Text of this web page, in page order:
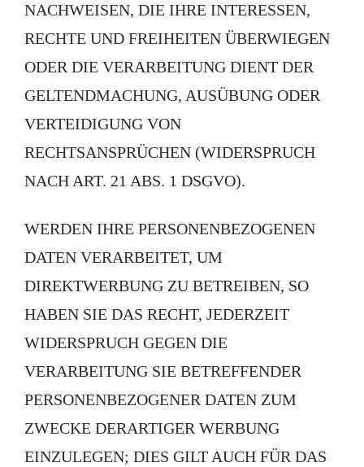
NACHWEISEN, DIE IHRE INTERESSEN,
RECHTE UND FREIHEITEN ÜBERWIEGEN
ODER DIE VERARBEITUNG DIENT DER
GELTENDMACHUNG, AUSÜBUNG ODER
VERTEIDIGUNG VON
RECHTSANSPRÜCHEN (WIDERSPRUCH
NACH ART. 21 ABS. 1 DSGVO).
WERDEN IHRE PERSONENBEZOGENEN
DATEN VERARBEITET, UM
DIREKTWERBUNG ZU BETREIBEN, SO
HABEN SIE DAS RECHT, JEDERZEIT
WIDERSPRUCH GEGEN DIE
VERARBEITUNG SIE BETREFFENDER
PERSONENBEZOGENER DATEN ZUM
ZWECKE DERARTIGER WERBUNG
EINZULEGEN; DIES GILT AUCH FÜR DAS